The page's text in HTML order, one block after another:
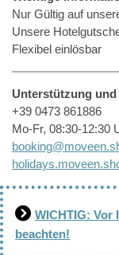
Nur Gültig auf
Unsere
Flexibel einlösbar
Unterstützung
+39 0473 861886
Mo-Fr, 08:30-12:30
WICHTIG: Vor
beachten!